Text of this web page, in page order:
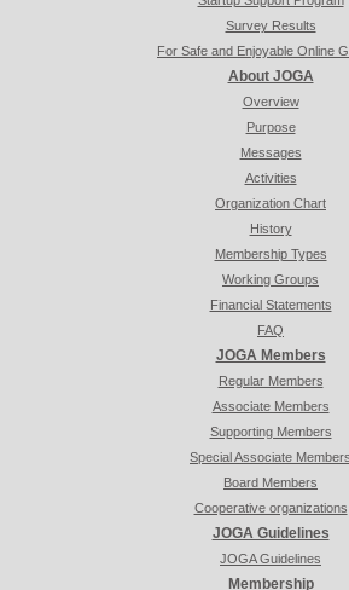
Survey Results
For Safe and Enjoyable Online
About JOGA
Overview
Purpose
Messages
Activities
Organization Chart
History
Membership Types
Working Groups
Financial Statements
FAQ
JOGA Members
Regular Members
Associate Members
Supporting Members
Special Associate Members
Board Members
Cooperative organizations
JOGA Guidelines
JOGA Guidelines
Membership